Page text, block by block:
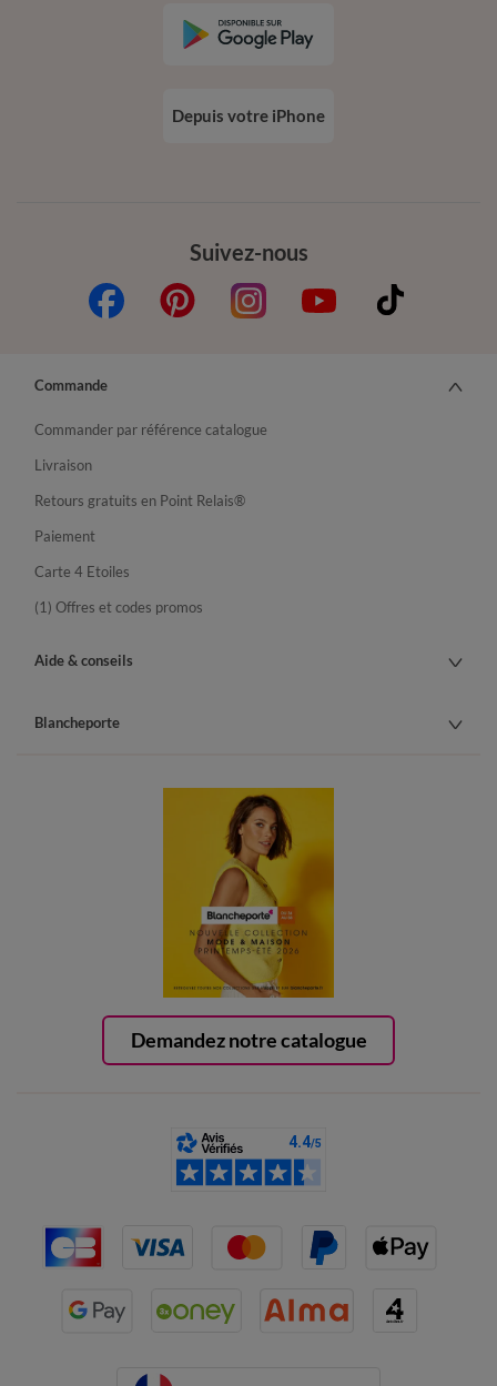
Suivez-nous
Depuis votre iPhone
Demandez notre catalogue
Commande
Commander par référence catalogue
Livraison
Retours gratuits en Point Relais®
Paiement
Carte 4 Etoiles
(1) Offres et codes promos
Aide & conseils
Blancheporte